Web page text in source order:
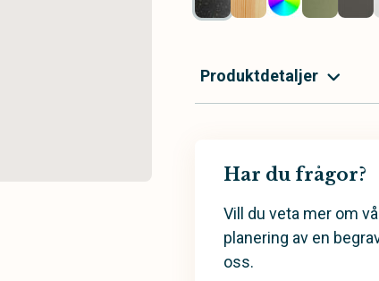
Produktdetaljer
Har du frågor?
Vill du veta mer om
planering av en
oss.